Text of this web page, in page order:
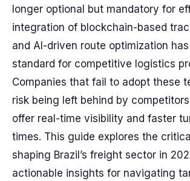
longer optional but mandatory for
integration of blockchain-based
and AI-driven route optimization
standard for competitive logistics
Companies that fail to adopt these
risk being left behind by
offer real-time visibility and faster
times. This guide explores the
shaping Brazil’s freight sector in
actionable insights for navigating